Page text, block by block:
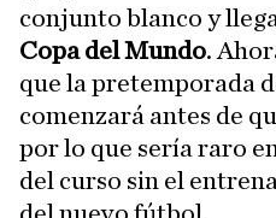
conjunto blanco y
Copa del Mundo.
que la pretemporada
comenzará antes de
por lo que sería raro
del curso sin el